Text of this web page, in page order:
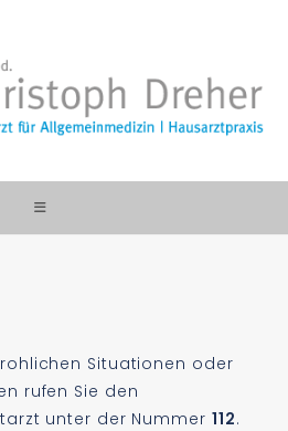
Situationen oder
rufen Sie den
unter der Nummer 112.